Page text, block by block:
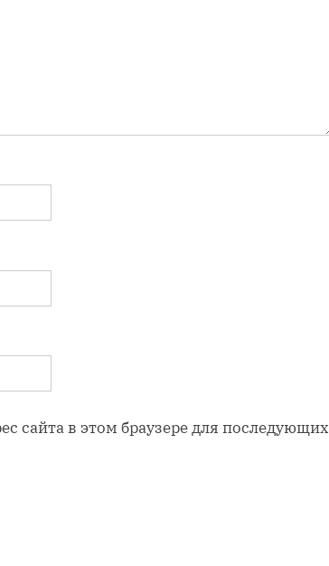
сайта в этом браузере для последующих